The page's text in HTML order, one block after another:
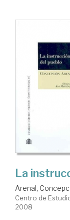
La
Arenal,
Centro de
2008